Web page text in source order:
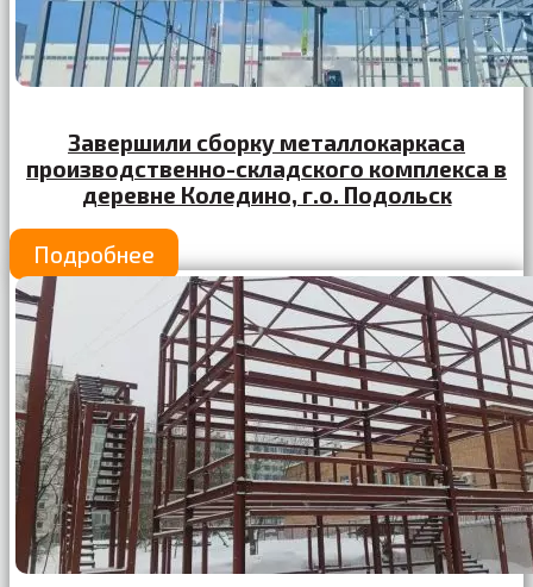
Завершили сборку металлокаркаса
производственно-складского комплекса в
деревне Коледино, г.о. Подольск
Подробнее